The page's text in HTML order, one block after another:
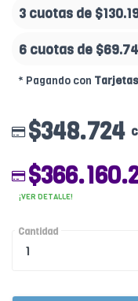
3 cuotas de
6 cuotas de
* Pagando con
$348.724
¡VER DETALLE!
Cantidad